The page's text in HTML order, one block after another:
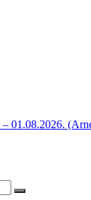
01.08.2026.